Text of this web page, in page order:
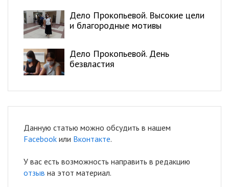
Дело Прокопьевой. Высокие цели
и благородные мотивы
Дело Прокопьевой. День
безвластия
Данную статью можно обсудить в нашем
Facebook или Вконтакте.
У вас есть возможность направить в редакцию
отзыв на этот материал.